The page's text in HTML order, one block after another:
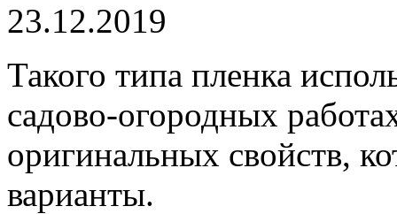
23.12.2019
Такого типа пленка
садово-огородных
оригинальных свойств,
варианты.